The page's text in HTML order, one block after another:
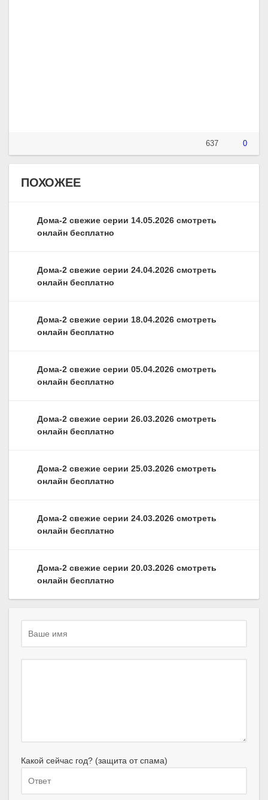
637 0
ПОХОЖЕЕ
Дома-2 свежие серии 14.05.2026 смотреть
онлайн бесплатно
Дома-2 свежие серии 24.04.2026 смотреть
онлайн бесплатно
Дома-2 свежие серии 18.04.2026 смотреть
онлайн бесплатно
Дома-2 свежие серии 05.04.2026 смотреть
онлайн бесплатно
Дома-2 свежие серии 26.03.2026 смотреть
онлайн бесплатно
Дома-2 свежие серии 25.03.2026 смотреть
онлайн бесплатно
Дома-2 свежие серии 24.03.2026 смотреть
онлайн бесплатно
Дома-2 свежие серии 20.03.2026 смотреть
онлайн бесплатно
Какой сейчас год? (защита от спама)